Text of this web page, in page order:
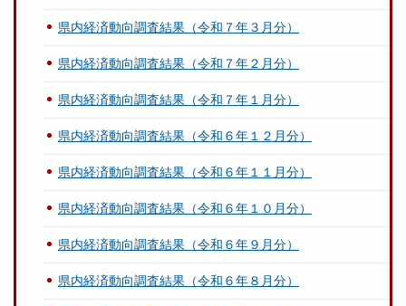
県内経済動向調査結果（令和７年３月分）
県内経済動向調査結果（令和７年２月分）
県内経済動向調査結果（令和７年１月分）
県内経済動向調査結果（令和６年１２月分）
県内経済動向調査結果（令和６年１１月分）
県内経済動向調査結果（令和６年１０月分）
県内経済動向調査結果（令和６年９月分）
県内経済動向調査結果（令和６年８月分）